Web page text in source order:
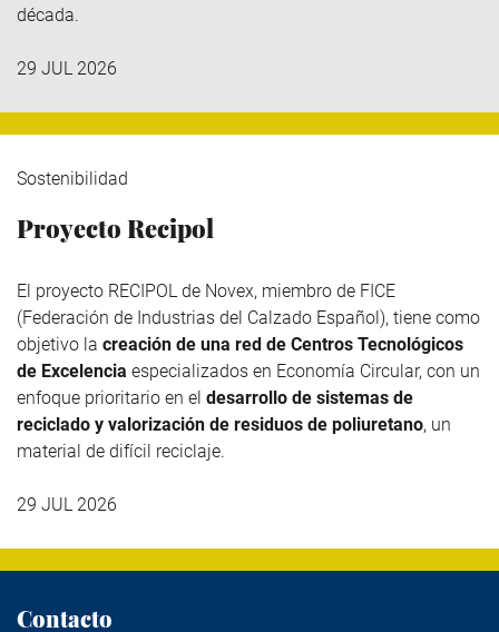
década.
29 JUL 2026
Sostenibilidad
Proyecto Recipol
El proyecto RECIPOL de Novex, miembro de FICE
(Federación de Industrias del Calzado Español), tiene como
objetivo la creación de una red de Centros Tecnológicos
de Excelencia especializados en Economía Circular, con un
enfoque prioritario en el desarrollo de sistemas de
reciclado y valorización de residuos de poliuretano, un
material de difícil reciclaje.
29 JUL 2026
Contacto